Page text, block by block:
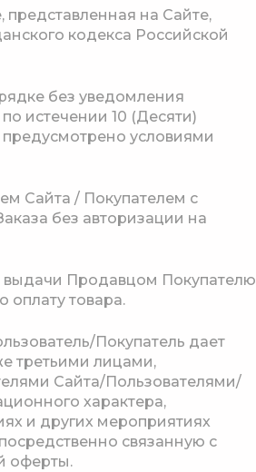
на Сайте,
кодекса Российской
без уведомления
истечении 10 (Десяти)
условиями
Сайта / Покупателем с
без авторизации на
выдачи Продавцом Покупателю
оплату товара.
Покупатель дает
третьими лицами,
Сайта/Пользователями/
характера,
и других мероприятиях
связанную с
оферты.